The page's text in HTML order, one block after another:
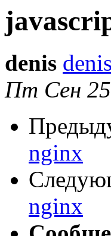
denis
Пт Сен
nginx
nginx